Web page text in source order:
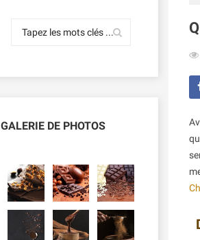
GALERIE DE PHOTOS